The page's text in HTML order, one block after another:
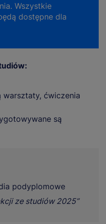
Wszystkie
dostępne dla
warsztaty, ćwiczenia
są
podyplomowe
ze studiów 2025”